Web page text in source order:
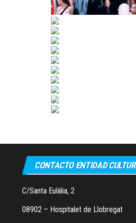
CONTACTO ENTIDAD
C/Santa Eulàlia, 2
08902 – Hospitalet de Llobregat